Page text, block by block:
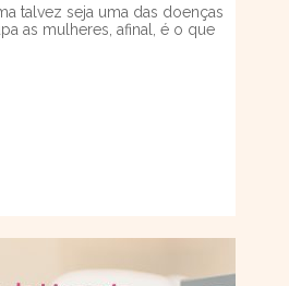
talvez seja uma das doenças
as mulheres, afinal, é o que